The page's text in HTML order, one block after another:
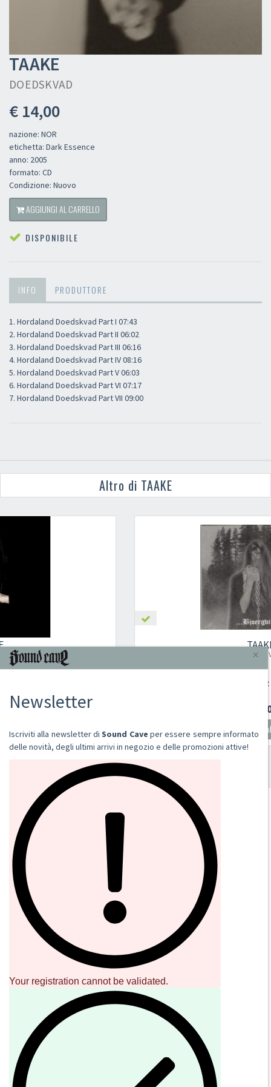
TAAKE
DOEDSKVAD
€ 14,00
nazione: NOR
etichetta: Dark Essence
anno: 2005
formato: CD
Condizione: Nuovo
AGGIUNGI AL CARRELLO
DISPONIBILE
INFO PRODUTTORE
1. Hordaland Doedskvad Part I 07:43
2. Hordaland Doedskvad Part II 06:02
3. Hordaland Doedskvad Part III 06:16
4. Hordaland Doedskvad Part IV 08:16
5. Hordaland Doedskvad Part V 06:03
6. Hordaland Doedskvad Part VI 07:17
7. Hordaland Doedskvad Part VII 09:00
Altro di TAAKE
TAAKE
Aggiungi al carrello
SOUND CAVE
02 36533634
orders@sound-cave.com
Sound Cave di Roberto Mammarella
Via Valparaiso 9
20144 Milano
P.IVA 08306900963
COD. FIS. MMMRRT68L29F205J
SOCIAL
NEWSLETTER
Iscriviti alla nostra newsletter